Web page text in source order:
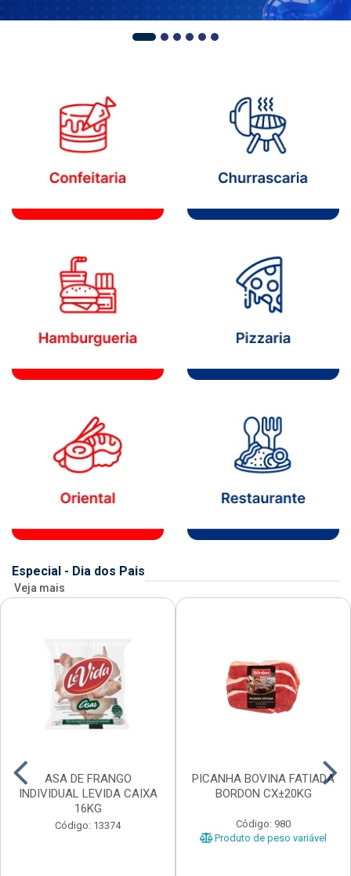
Especial - Dia dos Pais
Veja mais
ASA DE FRANGO
INDIVIDUAL LEVIDA CAIXA
16KG
Código: 13374
PICANHA BOVINA FATIADA
BORDON CX±20KG
Código: 980
Produto de peso variável